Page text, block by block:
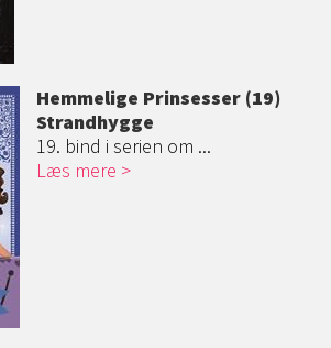
Hemmelige Prinsesser (19)
Strandhygge
19. bind i serien om ...
Læs mere